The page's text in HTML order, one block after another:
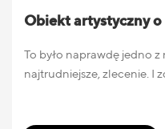
Obiekt artystyczny
To było naprawdę jedno
najtrudniejsze, zlecenie. I